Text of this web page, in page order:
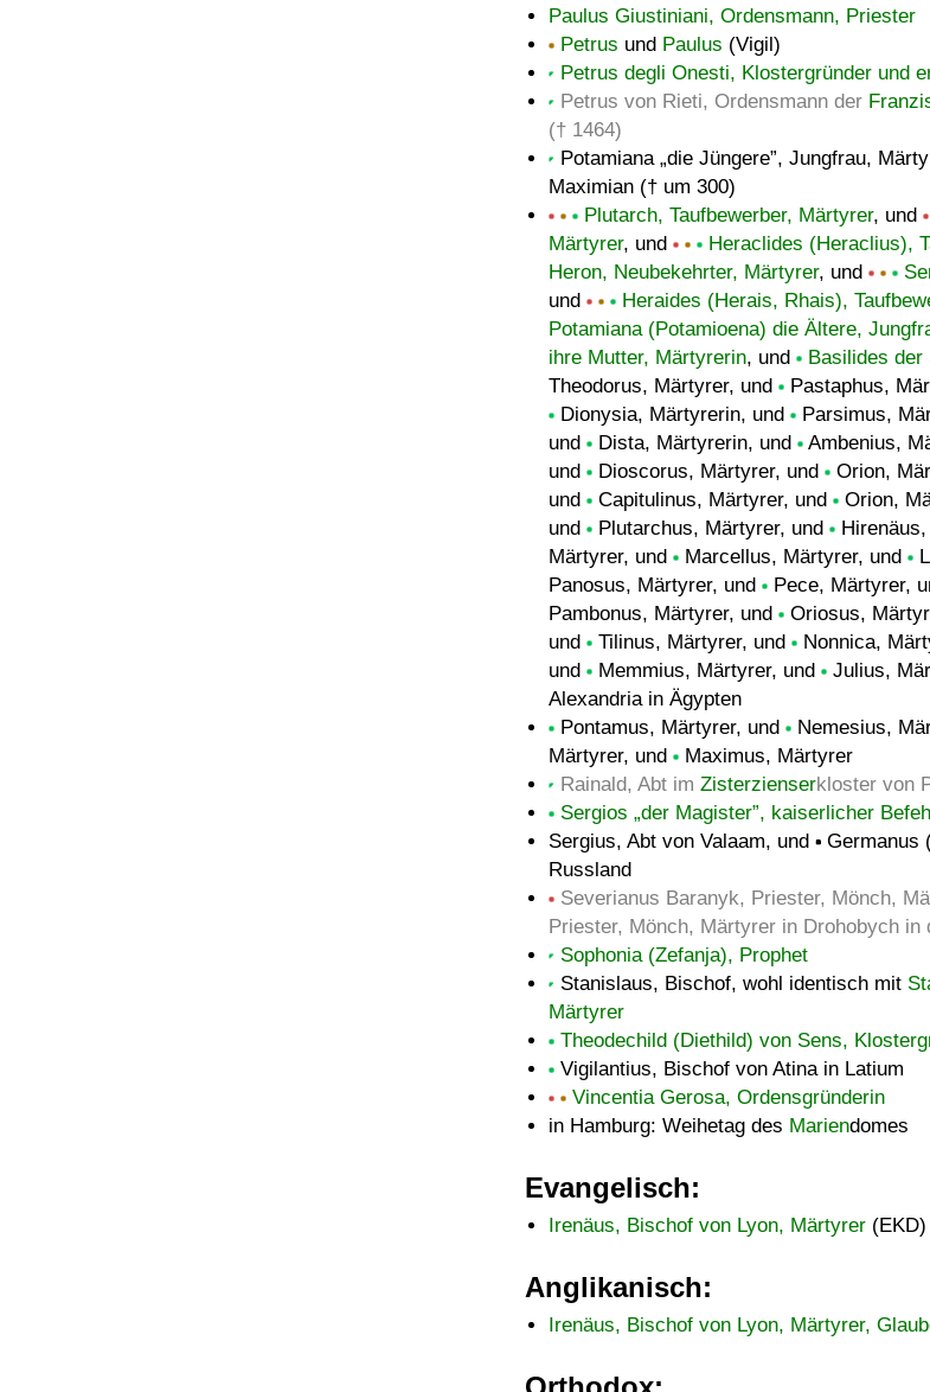
Paulus Giustiniani, Ordensmann, Priester
Petrus und Paulus (Vigil)
Petrus degli Onesti, Klostergründer und
Petrus von Rieti, Ordensmann der
(† 1464)
Potamiana die Jüngere , Jungfrau,
Maximian († um 300)
Plutarch, Taufbewerber, Märtyrer, und
Märtyrer, und Heraclides (Heraclius),
Heron, Neubekehrter, Märtyrer, und
und
Heraides (Herais, Rhais),
Potamiana (Potamioena) die Ältere,
ihre Mutter, Märtyrerin, und Basilides der
Theodorus, Märtyrer, und
Pastaphus,
Dionysia, Märtyrerin, und
Parsimus,
und
Dista, Märtyrerin, und Ambenius,
und
Dioscorus, Märtyrer, und Orion,
und
Capitulinus, Märtyrer, und Orion,
und
Plutarchus, Märtyrer, und
Märtyrer, und
Marcellus, Märtyrer, und
Panosus, Märtyrer, und
Pece, Märtyrer,
Pambonus, Märtyrer, und
Oriosus,
und
Tilinus, Märtyrer, und Nonnica,
und
Memmius, Märtyrer, und Julius,
Alexandria in Ägypten
Pontamus, Märtyrer, und
Nemesius,
Märtyrer, und
Maximus, Märtyrer
Rainald, Abt im Zisterzienserkloster von
Sergios „der Magister”, kaiserlicher
Sergius, Abt von Valaam, und
Germanus
Russland
Severianus Baranyk, Priester, Mönch,
Priester, Mönch, Märtyrer in Drohobych in
Sophonia (Zefanja), Prophet
Stanislaus, Bischof, wohl identisch mit
Märtyrer
Theodechild (Diethild) von Sens,
Vigilantius, Bischof von Atina in Latium
Vincentia Gerosa, Ordensgründerin
in Hamburg: Weihetag des Mariendomes
Evangelisch:
Irenäus, Bischof von Lyon, Märtyrer (EKD)
Anglikanisch:
Irenäus, Bischof von Lyon, Märtyrer,